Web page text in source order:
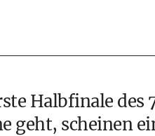
Halbfinale des
geht, scheinen